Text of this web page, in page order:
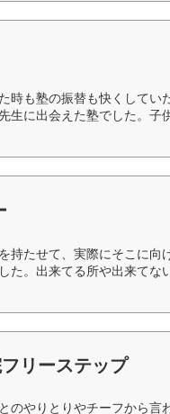
時も塾の振替も快くして
生に出会えた塾でした。子
持たせて、実際にそこに向
た。出来てる所や出来てな
リーステップ
のやりとりやチーフから言